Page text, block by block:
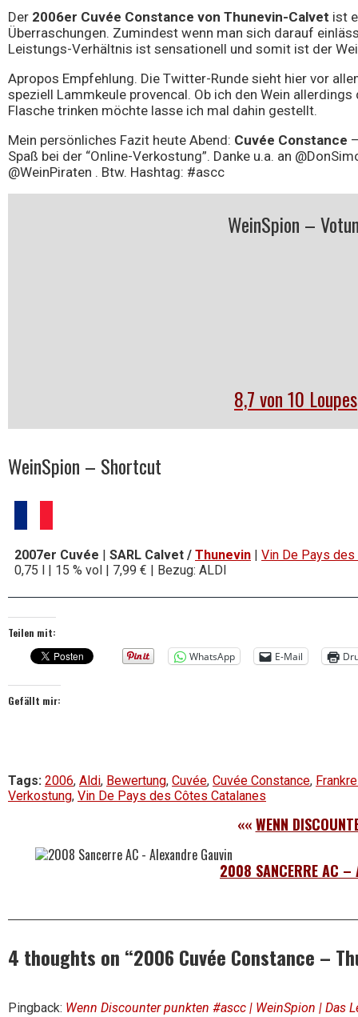
Der 2006er Cuvée Constance von Thunevin-Calvet ist
Überraschungen. Zumindest wenn man sich darauf
Leistungs-Verhältnis ist sensationell und somit ist der
Apropos Empfehlung. Die Twitter-Runde sieht hier vor
speziell Lammkeule provencal. Ob ich den Wein
Flasche trinken möchte lasse ich mal dahin gestellt.
Mein persönliches Fazit heute Abend: Cuvée Constance
Spaß bei der “Online-Verkostung”. Danke u.a. an
@WeinPiraten . Btw. Hashtag: #ascc
WeinSpion –
8,7 von 10 Loupes
WeinSpion – Shortcut
2007er Cuvée | SARL Calvet / Thunevin | Vin De Pays
0,75 l | 15 % vol | 7,99 € | Bezug: ALDI
Teilen mit:
WhatsApp
E-Mail
Gefällt mir:
Tags: 2006, Aldi, Bewertung, Cuvée, Cuvée Constance,
Verkostung, Vin De Pays des Côtes Catalanes
««WENN
2008 SANCERRE AC –
4 thoughts on “2006 Cuvée Constance –
Pingback: Wenn Discounter punkten #ascc | WeinSpion | Das